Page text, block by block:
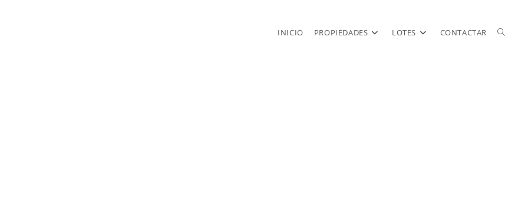
INICIO PROPIEDADES LOTES CONTACTAR